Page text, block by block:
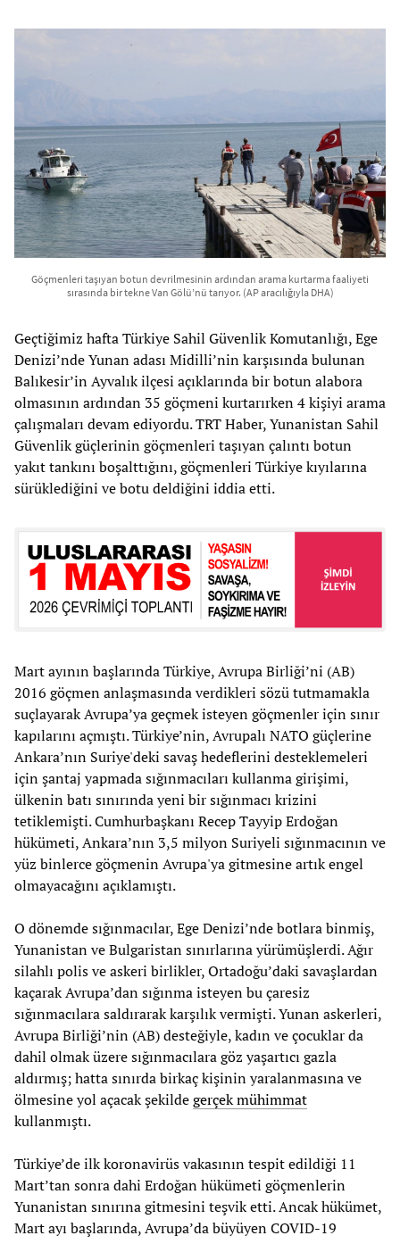
Göçmenleri taşıyan botun devrilmesinin ardından arama kurtarma faaliyeti
sırasında bir tekne Van Gölü’nü tarıyor. (AP aracılığıyla DHA)
Geçtiğimiz hafta Türkiye Sahil Güvenlik Komutanlığı, Ege
Denizi’nde Yunan adası Midilli’nin karşısında bulunan
Balıkesir’in Ayvalık ilçesi açıklarında bir botun alabora
olmasının ardından 35 göçmeni kurtarırken 4 kişiyi arama
çalışmaları devam ediyordu. TRT Haber, Yunanistan Sahil
Güvenlik güçlerinin göçmenleri taşıyan çalıntı botun
yakıt tankını boşalttığını, göçmenleri Türkiye kıyılarına
sürüklediğini ve botu deldiğini iddia etti.
Mart ayının başlarında Türkiye, Avrupa Birliği’ni (AB)
2016 göçmen anlaşmasında verdikleri sözü tutmamakla
suçlayarak Avrupa’ya geçmek isteyen göçmenler için sınır
kapılarını açmıştı. Türkiye’nin, Avrupalı NATO güçlerine
Ankara’nın Suriye'deki savaş hedeflerini desteklemeleri
için şantaj yapmada sığınmacıları kullanma girişimi,
ülkenin batı sınırında yeni bir sığınmacı krizini
tetiklemişti. Cumhurbaşkanı Recep Tayyip Erdoğan
hükümeti, Ankara’nın 3,5 milyon Suriyeli sığınmacının ve
yüz binlerce göçmenin Avrupa'ya gitmesine artık engel
olmayacağını açıklamıştı.
O dönemde sığınmacılar, Ege Denizi’nde botlara binmiş,
Yunanistan ve Bulgaristan sınırlarına yürümüşlerdi. Ağır
silahlı polis ve askeri birlikler, Ortadoğu’daki savaşlardan
kaçarak Avrupa’dan sığınma isteyen bu çaresiz
sığınmacılara saldırarak karşılık vermişti. Yunan askerleri,
Avrupa Birliği’nin (AB) desteğiyle, kadın ve çocuklar da
dahil olmak üzere sığınmacılara göz yaşartıcı gazla
aldırmış; hatta sınırda birkaç kişinin yaralanmasına ve
ölmesine yol açacak şekildegerçek mühimmat
kullanmıştı.
Türkiye’de ilk koronavirüs vakasının tespit edildiği 11
Mart’tan sonra dahi Erdoğan hükümeti göçmenlerin
Yunanistan sınırına gitmesini teşvik etti. Ancak hükümet,
Mart ayı başlarında, Avrupa’da büyüyen COVID-19